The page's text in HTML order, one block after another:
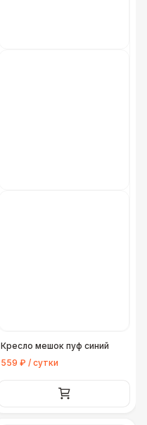
Кресло мешок пуф синий
559 ₽ / сутки